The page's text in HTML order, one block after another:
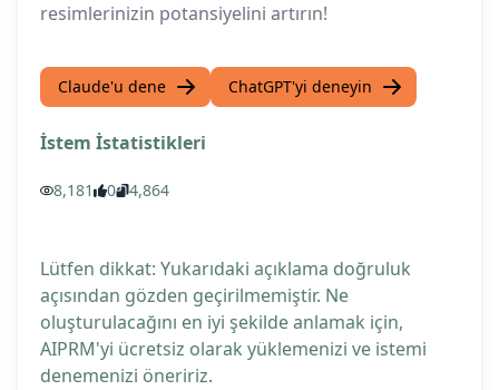
resimlerinizin potansiyelini artırın!
Claude'u dene ChatGPT'yi deneyin
İstem İstatistikleri
8,181 0 4,864
Lütfen dikkat: Yukarıdaki açıklama doğruluk
açısından gözden geçirilmemiştir. Ne
oluşturulacağını en iyi şekilde anlamak için,
AIPRM'yi ücretsiz olarak yüklemenizi ve istemi
denemenizi öneririz.